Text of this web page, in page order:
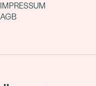
IMPRESSUM
AGB